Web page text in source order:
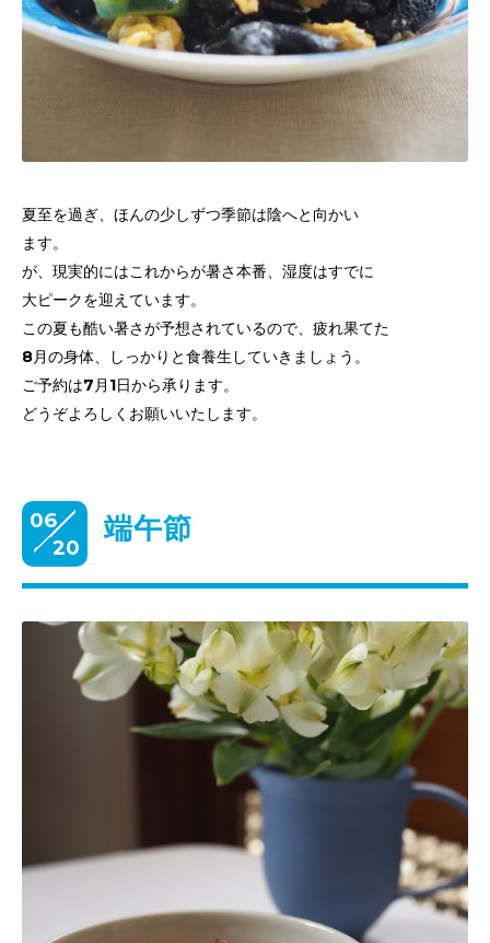
夏至を過ぎ、ほんの少しずつ季節は陰へと向かい
ます。
が、現実的にはこれからが暑さ本番、湿度はすでに
大ピークを迎えています。
この夏も酷い暑さが予想されているので、疲れ果てた
8月の身体、
しっかりと食養生していきましょう。
ご予約は7月1日から承ります。
どうぞよろしくお願いいたします。
06
20
端午節